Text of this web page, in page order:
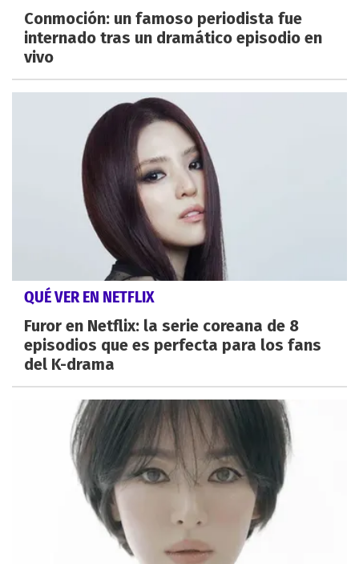
Conmoción: un famoso periodista fue
internado tras un dramático episodio en
vivo
QUÉ VER EN NETFLIX
Furor en Netflix: la serie coreana de 8
episodios que es perfecta para los fans
del K-drama